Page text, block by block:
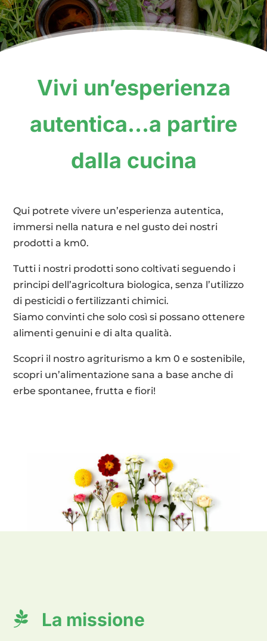
Vivi un’esperienza
autentica…a partire
dalla cucina
Qui potrete vivere un’esperienza autentica,
immersi nella natura e nel gusto dei nostri
prodotti a km0.
Tutti i nostri prodotti sono coltivati seguendo i
principi dell’agricoltura biologica, senza l’utilizzo
di pesticidi o fertilizzanti chimici.
Siamo convinti che solo così si possano ottenere
alimenti genuini e di alta qualità.
Scopri il nostro agriturismo a km 0 e sostenibile,
scopri un’alimentazione sana a base anche di
erbe spontanee, frutta e fiori!
 La missione